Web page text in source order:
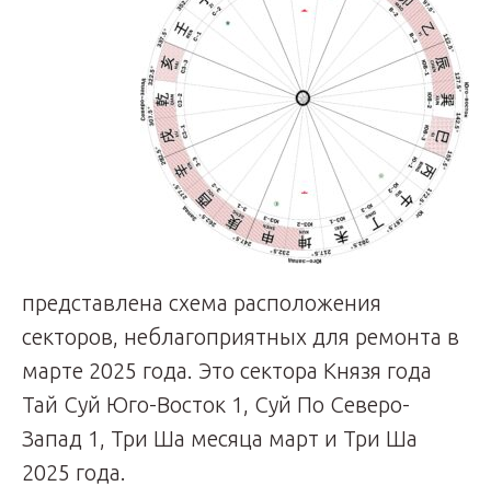
представлена схема расположения
секторов, неблагоприятных для ремонта в
марте 2025 года. Это сектора Князя года
Тай Суй Юго-Восток 1, Суй По Северо-
Запад 1, Три Ша месяца март и Три Ша
2025 года.